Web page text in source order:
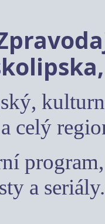
celý
a seriály.